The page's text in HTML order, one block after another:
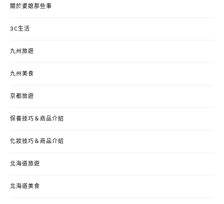
關於婆媳那些事
3C生活
九州旅遊
九州美食
京都旅遊
保養技巧＆商品介紹
化妝技巧＆商品介紹
北海道旅遊
北海道美食